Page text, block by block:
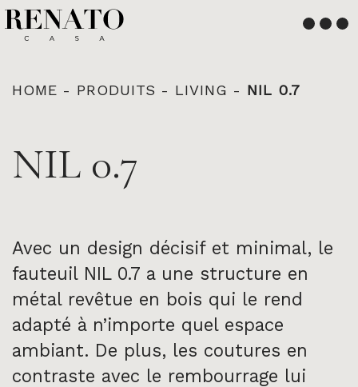
Français
English
HOME - PRODUITS - LIVING - NIL 0.7
NIL 0.7
Avec un design décisif et minimal, le
fauteuil NIL 0.7 a une structure en
métal revêtue en bois qui le rend
adapté à n’importe quel espace
ambiant. De plus, les coutures en
contraste avec le rembourrage lui